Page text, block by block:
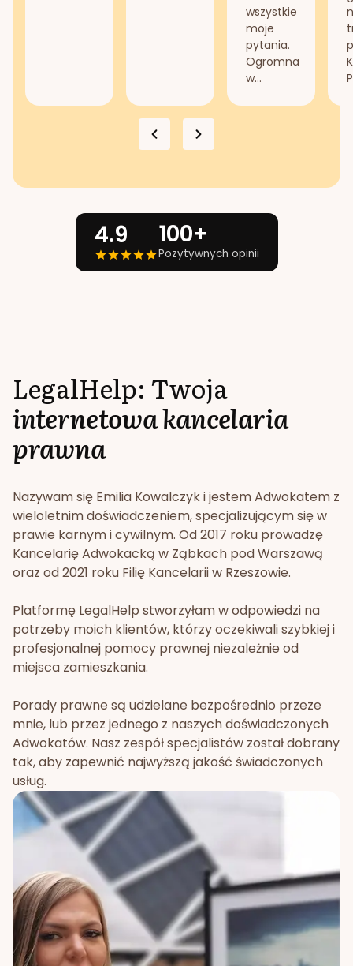
wszystkie
moje
pytania.
Ogromna
w...
4.9 100+
Pozytywnych opinii
LegalHelp: Twoja
internetowa kancelaria
prawna
Nazywam się Emilia Kowalczyk i jestem Adwokatem z
wieloletnim doświadczeniem, specjalizującym się w
prawie karnym i cywilnym. Od 2017 roku prowadzę
Kancelarię Adwokacką w Ząbkach pod Warszawą
oraz od 2021 roku Filię Kancelarii w Rzeszowie.
Platformę LegalHelp stworzyłam w odpowiedzi na
potrzeby moich klientów, którzy oczekiwali szybkiej i
profesjonalnej pomocy prawnej niezależnie od
miejsca zamieszkania.
Porady prawne są udzielane bezpośrednio przeze
mnie, lub przez jednego z naszych doświadczonych
Adwokatów. Nasz zespół specjalistów został dobrany
tak, aby zapewnić najwyższą jakość świadczonych
usług.